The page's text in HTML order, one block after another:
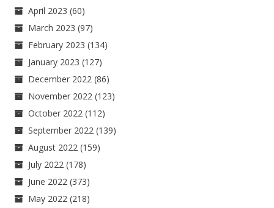
April 2023 (60)
March 2023 (97)
February 2023 (134)
January 2023 (127)
December 2022 (86)
November 2022 (123)
October 2022 (112)
September 2022 (139)
August 2022 (159)
July 2022 (178)
June 2022 (373)
May 2022 (218)